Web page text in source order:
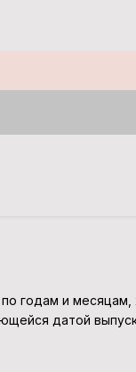
годам и месяцам,
датой